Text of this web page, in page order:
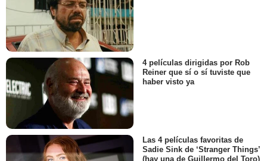
4 películas dirigidas por Rob
Reiner que sí o sí tuviste que
haber visto ya
Las 4 películas favoritas de
Sadie Sink de ‘Stranger Things’
(hay una de Guillermo del Toro)